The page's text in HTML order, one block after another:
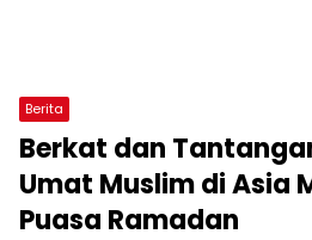
Berita
Berkat dan
Umat Muslim di Asia
Puasa Ramadan